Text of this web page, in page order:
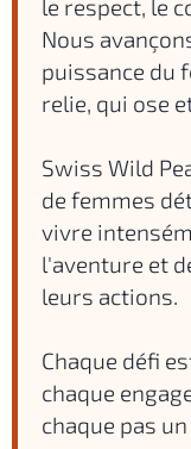
le respect, le
Nous
puissance du
relie, qui ose
Swiss Wild
de femmes
vivre
l'aventure et
leurs actions.
Chaque défi
chaque
chaque pas